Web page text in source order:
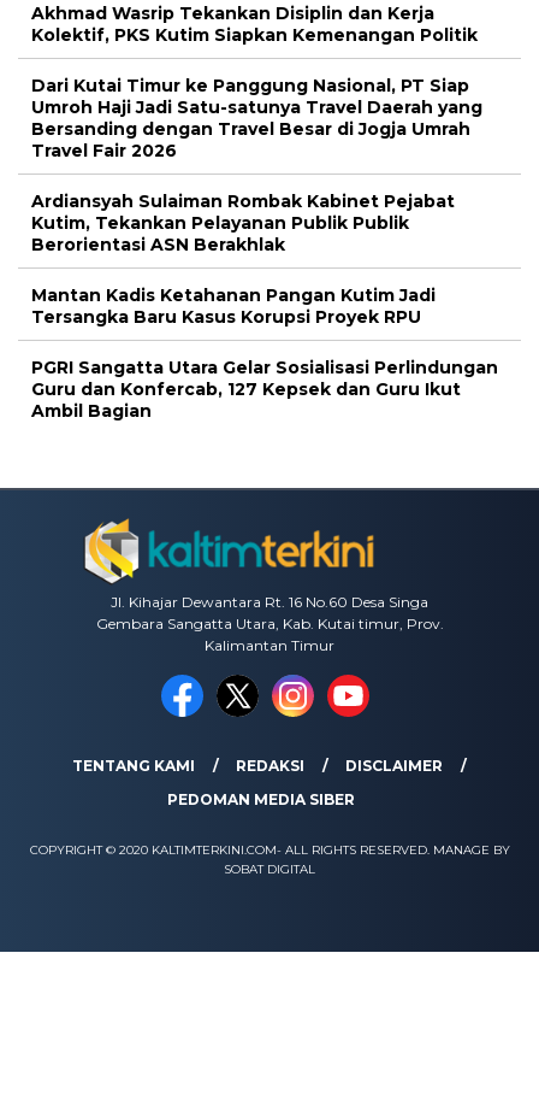
Akhmad Wasrip Tekankan Disiplin dan Kerja
Kolektif, PKS Kutim Siapkan Kemenangan Politik
Dari Kutai Timur ke Panggung Nasional, PT Siap
Umroh Haji Jadi Satu-satunya Travel Daerah yang
Bersanding dengan Travel Besar di Jogja Umrah
Travel Fair 2026
Ardiansyah Sulaiman Rombak Kabinet Pejabat
Kutim, Tekankan Pelayanan Publik Publik
Berorientasi ASN Berakhlak
Mantan Kadis Ketahanan Pangan Kutim Jadi
Tersangka Baru Kasus Korupsi Proyek RPU
PGRI Sangatta Utara Gelar Sosialisasi Perlindungan
Guru dan Konfercab, 127 Kepsek dan Guru Ikut
Ambil Bagian
Jl. Kihajar Dewantara Rt. 16 No.60 Desa Singa
Gembara Sangatta Utara, Kab. Kutai timur, Prov.
Kalimantan Timur
TENTANG KAMI REDAKSI
DISCLAIMER
PEDOMAN MEDIA SIBER
COPYRIGHT © 2020 KALTIMTERKINI.COM- ALL RIGHTS RESERVED. MANAGE BY
SOBAT DIGITAL